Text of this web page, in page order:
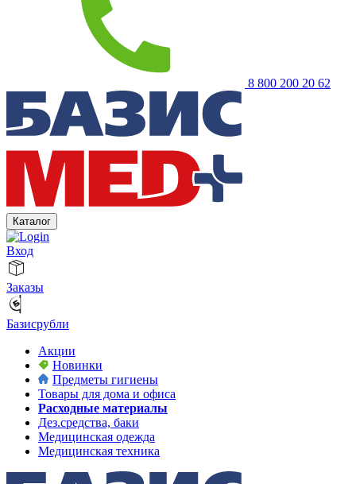
8 800 200 20 62
Каталог
Вход
Заказы
Базисрубли
Акции
Новинки
Предметы гигиены
Товары для дома и офиса
Расходные материалы
Дез.средства, баки
Медицинская одежда
Медицинская техника